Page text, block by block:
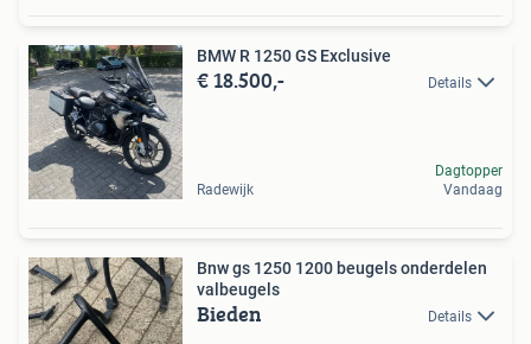
BMW R 1250 GS Exclusive
€ 18.500,- Details
Radewijk
Dagtopper
Vandaag
Bnw gs 1250 1200 beugels onderdelen
valbeugels
Bieden Details